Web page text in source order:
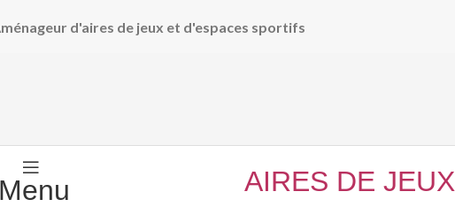
d'aires de jeux et d'espaces sportifs
AIRES DE JEUX